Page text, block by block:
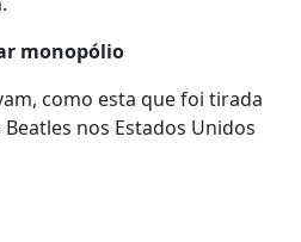
monopólio
como esta que foi tirada
nos Estados Unidos